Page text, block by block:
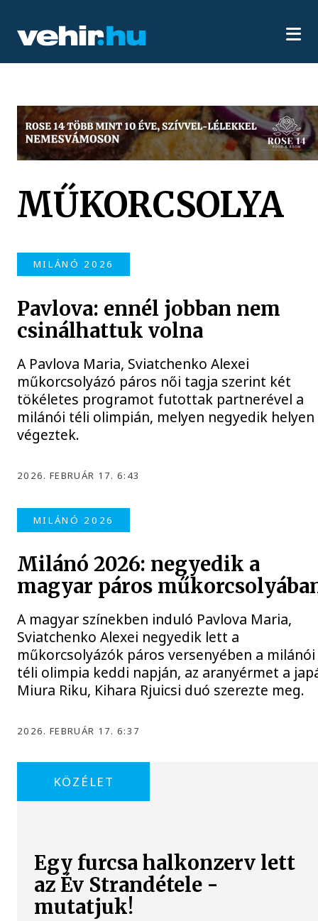
MŰKORCSOLYA
MILÁNÓ 2026
Pavlova: ennél jobban nem
csinálhattuk volna
A Pavlova Maria, Sviatchenko Alexei
műkorcsolyázó páros női tagja szerint két
tökéletes programot futottak partnerével a
milánói téli olimpián, melyen negyedik helyen
végeztek.
2026. FEBRUÁR 17. 6:43
MILÁNÓ 2026
Milánó 2026: negyedik a
magyar páros
A magyar színekben induló Pavlova Maria,
Sviatchenko Alexei negyedik lett a
műkorcsolyázók páros versenyében a milánói
téli olimpia keddi napján, az aranyérmet a
Miura Riku, Kihara Rjuicsi duó szerezte meg.
2026. FEBRUÁR 17. 6:37
KÖZÉLET
Egy furcsa halkonzerv lett
az Év Strandétele -
mutatjuk!